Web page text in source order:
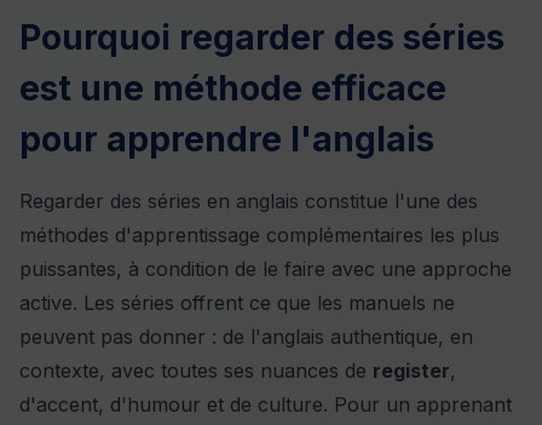
Pourquoi regarder des séries
est une méthode efficace
pour apprendre l'anglais
Regarder des séries en anglais constitue l'une des
méthodes d'apprentissage complémentaires les plus
puissantes, à condition de le faire avec une approche
active. Les séries offrent ce que les manuels ne
peuvent pas donner : de l'anglais authentique, en
contexte, avec toutes ses nuances de register,
d'accent, d'humour et de culture. Pour un apprenant